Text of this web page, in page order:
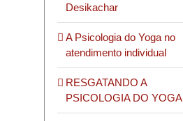
Desikachar
A Psicologia do Yoga no
atendimento individual
RESGATANDO A
PSICOLOGIA DO YOGA